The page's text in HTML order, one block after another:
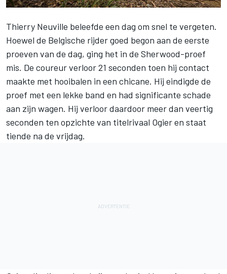
Thierry Neuville beleefde een dag om snel te vergeten.
Hoewel de Belgische rijder goed begon aan de eerste
proeven van de dag, ging het in de Sherwood-proef
mis. De coureur verloor 21 seconden toen hij contact
maakte met hooibalen in een chicane. Hij eindigde de
proef met een lekke band en had significante schade
aan zijn wagen. Hij verloor daardoor meer dan veertig
seconden ten opzichte van titelrivaal Ogier en staat
tiende na de vrijdag.